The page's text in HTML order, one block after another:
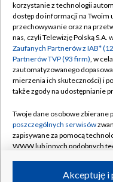
Abonament TVP
Emisja w TVP
Centrum informacji
Naziemna Telewizja
Rada Programowa
System NOS
Informacje o nadawcy
korzystanie z technologii
dostęp do informacji na
przechowywanie oraz na
nas, czyli Telewizję Polską S.A.
Zaufanych Partnerów z IAB*
Partnerów TVP (93 firm), w
zautomatyzowanego
mierzenia ich skuteczności) i
także zgody na udostępnianie
Twoje dane osobowe zbierane
poszczególnych serwisów
zapisywane za pomocą
WWW lub innych podobnych
ruchu w Internecie.Akceptuję i